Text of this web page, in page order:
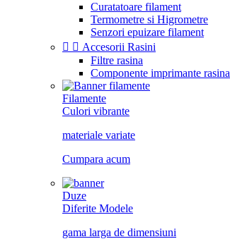
Curatatoare filament
Termometre si Higrometre
Senzori epuizare filament
  Accesorii Rasini
Filtre rasina
Componente imprimante rasina
Filamente
Culori vibrante
materiale variate
Cumpara acum
Duze
Diferite Modele
gama larga de dimensiuni